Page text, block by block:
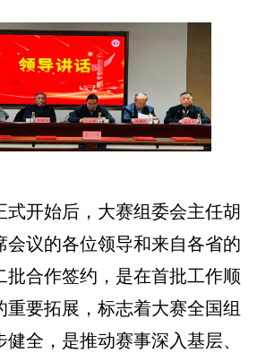
式开始后，大赛组委会主任胡
会议的各位领导和来自各省的
批合作签约，是在首批工作顺
重要拓展，标志着大赛全国组
全，是推动赛事深入基层、